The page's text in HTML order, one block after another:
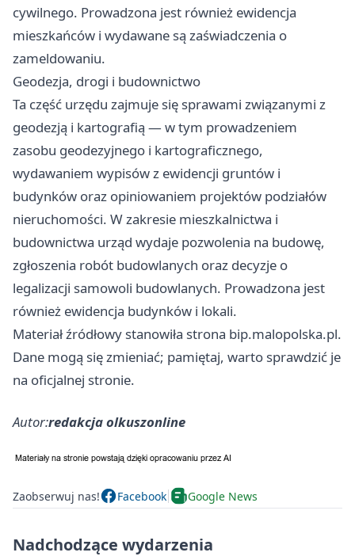
cywilnego. Prowadzona jest również ewidencja
mieszkańców i wydawane są zaświadczenia o
zameldowaniu.
Geodezja, drogi i budownictwo
Ta część urzędu zajmuje się sprawami związanymi z
geodezją i kartografią — w tym prowadzeniem
zasobu geodezyjnego i kartograficznego,
wydawaniem wypisów z ewidencji gruntów i
budynków oraz opiniowaniem projektów podziałów
nieruchomości. W zakresie mieszkalnictwa i
budownictwa urząd wydaje pozwolenia na budowę,
zgłoszenia robót budowlanych oraz decyzje o
legalizacji samowoli budowlanych. Prowadzona jest
również ewidencja budynków i lokali.
Materiał źródłowy stanowiła strona bip.malopolska.pl.
Dane mogą się zmieniać; pamiętaj, warto sprawdzić je
na oficjalnej stronie.
Autor:redakcja olkuszonline
Zaobserwuj nas! Facebook Google News
Nadchodzące wydarzenia